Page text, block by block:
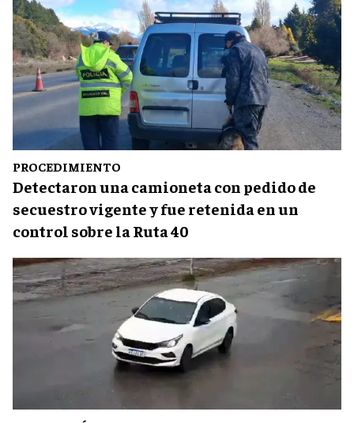
PROCEDIMIENTO
Detectaron una camioneta con pedido de
secuestro vigente y fue retenida en un
control sobre la Ruta 40